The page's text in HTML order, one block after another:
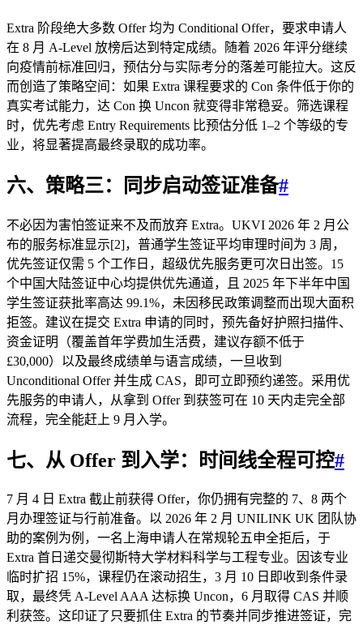
Extra 阶段绝大多数 Offer 均为 Conditional Offer，要求申请人
在 8 月 A‑Level 放榜后达到特定成绩。随着 2026 年评分继续
向疫情前标准回归，预估分与实际考分的落差可能拉大。这反
而创造了策略空间：如果 Extra 课程要求的 Con 条件低于你的
真实考试能力，达 Con 换 Uncon 就变得非常稳妥。筛选课程
时，优先考虑 Entry Requirements 比预估分低 1–2 个等级的专
业，将显著提高最终录取的成功率。
六、策略三：同步启动签证准备#
不必因为害怕签证来不及而放弃 Extra。UKVI 2026 年 2 月公
布的服务标准显示[2]，普通学生签证平均审理时间为 3 周，
优先签证仅需 5 个工作日，超级优先服务更可次日出签。15
个中国大陆签证中心均提供优先通道，且 2025 年下半年中国
学生签证获批率高达 99.1%，未因移民政策调整而出现大面积
拒签。建议在提交 Extra 申请的同时，预先备好护照扫描件、
资金证明（覆盖首年学费加生活费，建议存额不低于
£30,000）以及最终成绩单与语言成绩，一旦收到
Unconditional Offer 并生成 CAS，即可立即预约递签。采用优
先服务的申请人，从拿到 Offer 到获签可在 10 天内走完全部
流程，完全能赶上 9 月入学。
七、从 Offer 到入学： 时间线全程可控#
7 月 4 日 Extra 截止前获得 Offer，你仍拥有完整的 7、8 两个
月办理签证与行前准备。以 2026 年 2 月 UNILINK UK 团队协
助的案例为例，一名上海申请人在常规轮五申全拒后，于
Extra 首日递交曼彻斯特大学材料科学与工程专业。因该专业
临时扩招 15%，课程仍在滚动招生，3 月 10 日即收到条件录
取，最终凭 A‑Level AAA 达标换 Uncon，6 月取得 CAS 并顺
利获签。这印证了只要抓住 Extra 的节奏并同步推进签证，完